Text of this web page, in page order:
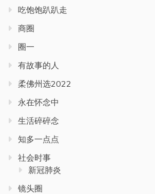
吃饱饱趴趴走
商圈
圈一
有故事的人
柔佛州选2022
永在怀念中
生活碎碎念
知多一点点
社会时事
新冠肺炎
镜头圈